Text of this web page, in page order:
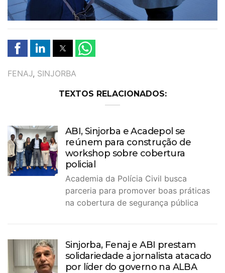
TAGS
FENAJ, SINJORBA
TEXTOS RELACIONADOS:
ABI, Sinjorba e Acadepol se
reúnem para construção de
workshop sobre cobertura
policial
Academia da Polícia Civil busca
parceria para promover boas práticas
na cobertura de segurança pública
Sinjorba, Fenaj e ABI prestam
solidariedade a jornalista atacado
por líder do governo na ALBA